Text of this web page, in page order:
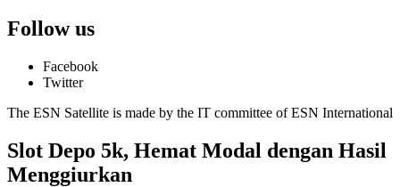
Follow us
Facebook
Twitter
The ESN Satellite is made by the IT committee of ESN International
Slot Depo 5k, Hemat Modal dengan Hasil
Menggiurkan